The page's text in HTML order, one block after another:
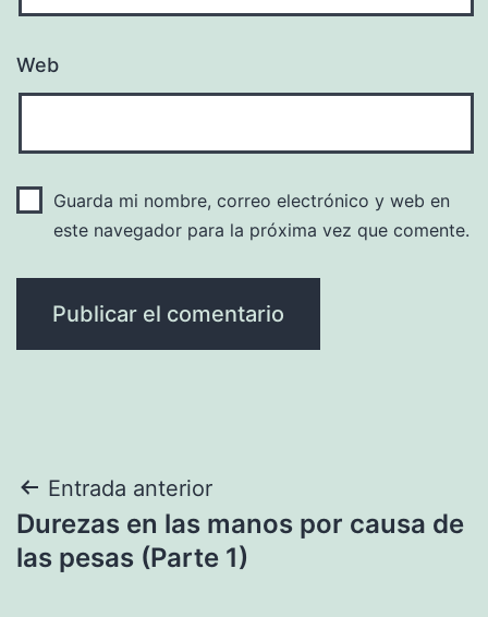
Web
Guarda mi nombre, correo electrónico y web en
este navegador para la próxima vez que comente.
Navegación
de
Entrada anterior
Durezas en las manos por causa de
las pesas (Parte 1)